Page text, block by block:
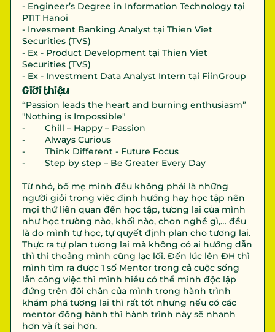
- Engineer’s Degree in Information Technology tại
PTIT Hanoi
- Invesment Banking Analyst tại Thien Viet
Securities (TVS)
- Ex - Product Development tại Thien Viet
Securities (TVS)
- Ex - Investment Data Analyst Intern tại FiinGroup
Giới thiệu
“Passion leads the heart and burning enthusiasm”
"Nothing is Impossible"
-        Chill – Happy – Passion
-        Always Curious
-        Think Different - Future Focus
-        Step by step – Be Greater Every Day
Từ nhỏ, bố mẹ mình đều không phải là những
người giỏi trong việc định hướng hay học tập nên
mọi thứ liên quan đến học tập, tương lai của mình
như học trường nào, khối nào, chọn nghề gì,… đều
là do mình tự học, tự quyết định plan cho tương lai.
Thực ra tự plan tương lai mà không có ai hướng dẫn
thì thi thoảng mình cũng lạc lối. Đến lúc lên ĐH thì
mình tìm ra được 1 số Mentor trong cả cuộc sống
lẫn công việc thì mình hiểu có thể mình độc lập
đứng trên đôi chân của mình trong hành trình
khám phá tương lai thì rất tốt nhưng nếu có các
mentor đồng hành thì hành trình này sẽ nhanh
hơn và ít sai hơn.